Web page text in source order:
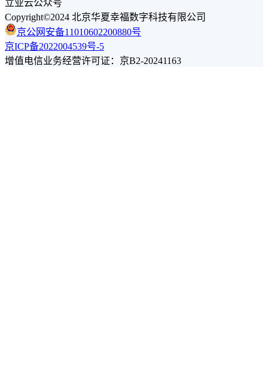
立业云公众号
Copyright©2024 北京华夏幸福数字科技有限公司
京公网安备11010602200880号
京ICP备2022004539号-5
增值电信业务经营许可证：京B2-20241163